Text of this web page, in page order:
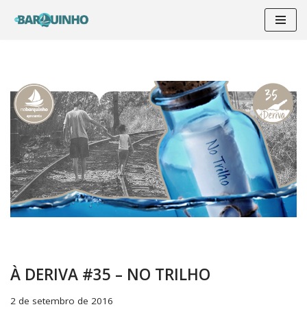
conteúdo
À DERIVA #35 – NO TRILHO
2 de setembro de 2016